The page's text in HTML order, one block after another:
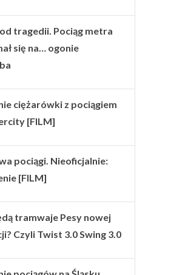
tragedii. Pociąg metra
się na… ogonie
ciężarówki z pociągiem
[FILM]
pociągi. Nieoficjalnie:
[FILM]
tramwaje Pesy nowej
Czyli Twist 3.0 Swing 3.0